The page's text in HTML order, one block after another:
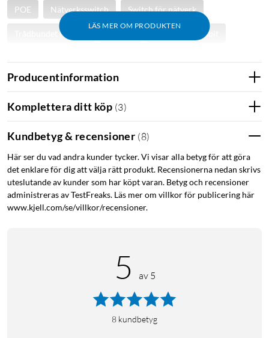
LÄS MER OM PRODUKTEN
POE Nätverksswitch Switch för nätverk
Trådbundet nätverk Switch för gigabit
Producentinformation
Komplettera ditt köp (3)
Kundbetyg & recensioner (8)
Här ser du vad andra kunder tycker. Vi visar alla betyg för att göra
det enklare för dig att välja rätt produkt. Recensionerna nedan skrivs
uteslutande av kunder som har köpt varan. Betyg och recensioner
administreras av TestFreaks. Läs mer om villkor för publicering här
www.kjell.com/se/villkor/recensioner.
5 av 5
8 kundbetyg